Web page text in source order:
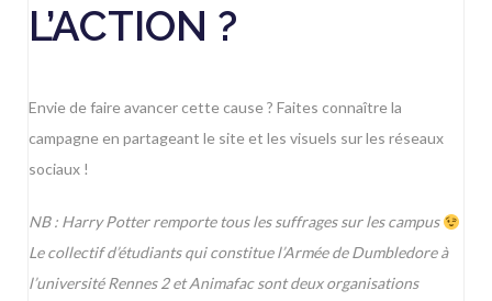
L’ACTION ?
Envie de faire avancer cette cause ? Faites connaître la
campagne en partageant le site et les visuels sur les réseaux
sociaux !
NB : Harry Potter remporte tous les suffrages sur les campus
Le collectif d’étudiants qui constitue l’Armée de Dumbledore à
l’université Rennes 2 et Animafac sont deux organisations